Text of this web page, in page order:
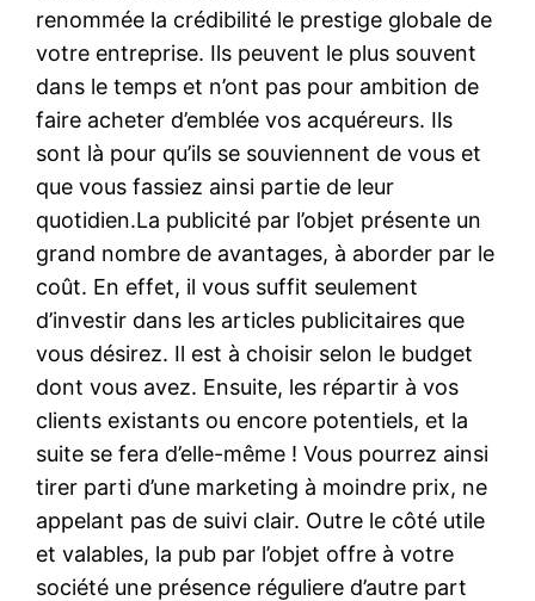
renommée la crédibilité le prestige globale de
votre entreprise. Ils peuvent le plus souvent
dans le temps et n’ont pas pour ambition de
faire acheter d’emblée vos acquéreurs. Ils
sont là pour qu’ils se souviennent de vous et
que vous fassiez ainsi partie de leur
quotidien.La publicité par l’objet présente un
grand nombre de avantages, à aborder par le
coût. En effet, il vous suffit seulement
d’investir dans les articles publicitaires que
vous désirez. Il est à choisir selon le budget
dont vous avez. Ensuite, les répartir à vos
clients existants ou encore potentiels, et la
suite se fera d’elle-même ! Vous pourrez ainsi
tirer parti d’une marketing à moindre prix, ne
appelant pas de suivi clair. Outre le côté utile
et valables, la pub par l’objet offre à votre
société une présence réguliere d’autre part